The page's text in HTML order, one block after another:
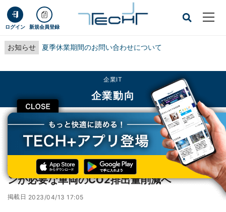
ログイン 新規会員登録
お知らせ 夏季休業期間のお問い合わせについて
CLOSE
企業IT
企業動向
TECH+ 企業IT
企業動向
住友商事、水素を活用してディーゼルエンジンが必要な車両のCO2排出量削減へ
住友商事、水素を活用してディーゼルエンジ
ンが必要な車両のCO2排出量削減へ
掲載日 2023/04/13 17:05